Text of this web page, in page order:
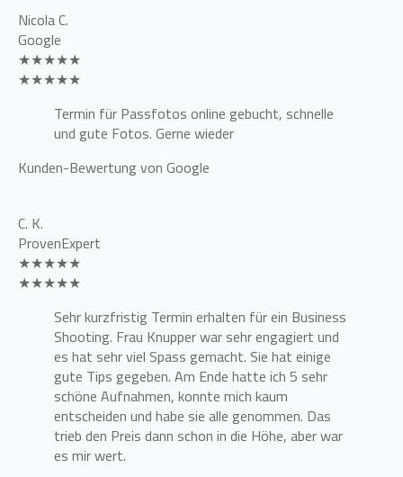
Nicola C.
Google
★★★★★
★★★★★
Termin für Passfotos online gebucht, schnelle
und gute Fotos. Gerne wieder
Kunden-Bewertung von Google
C. K.
ProvenExpert
★★★★★
★★★★★
Sehr kurzfristig Termin erhalten für ein Business
Shooting. Frau Knupper war sehr engagiert und
es hat sehr viel Spass gemacht. Sie hat einige
gute Tips gegeben. Am Ende hatte ich 5 sehr
schöne Aufnahmen, konnte mich kaum
entscheiden und habe sie alle genommen. Das
trieb den Preis dann schon in die Höhe, aber war
es mir wert.